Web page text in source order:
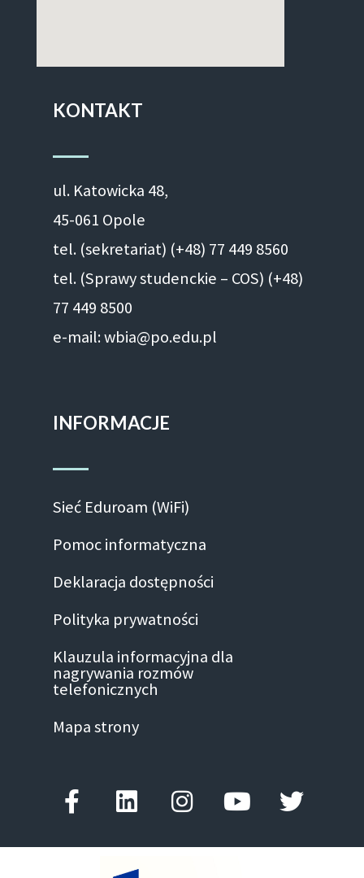
KONTAKT
ul. Ka­to­wic­ka 48,
45-061 Opole
tel. (sekretariat) (+48) 77 449 8560
tel. (Sprawy studenckie – COS) (+48)
77 449 8500
e-mail: wbia@po.edu.pl
INFORMACJE
Sieć Eduroam (WiFi)
Pomoc informatyczna
Deklaracja dostępności
Polityka prywatności
Klauzula informacyjna dla
nagrywania rozmów
telefonicznych
Mapa strony
f